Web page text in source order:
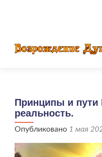
Принципы и
реальность.
Опубликовано 1 мая